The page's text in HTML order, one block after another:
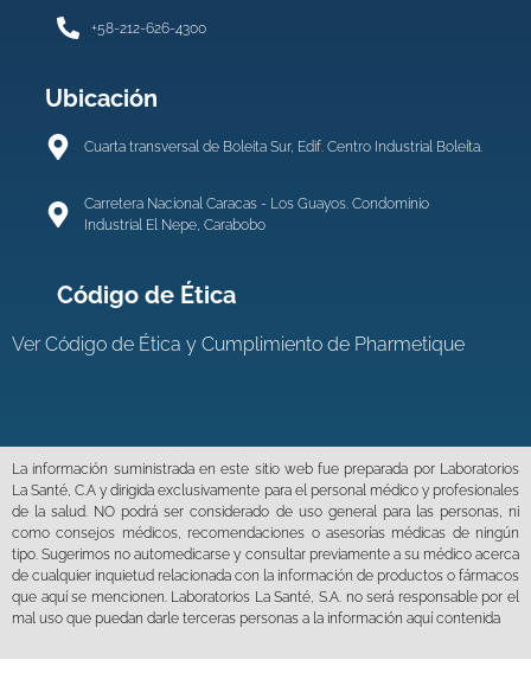
+58-212-626-4300
Ubicación
Cuarta transversal de Boleita Sur, Edif. Centro Industrial Boleíta.
Carretera Nacional Caracas - Los Guayos. Condominio
Industrial El Nepe, Carabobo
Código de Ética
VerCódigo de Ética y Cumplimiento de Pharmetique
La información suministrada en este sitio web fue preparada por Laboratorios
La Santé, C.A y dirigida exclusivamente para el personal médico y profesionales
de la salud. NO podrá ser considerado de uso general para las personas, ni
como consejos médicos, recomendaciones o asesorías médicas de ningún
tipo. Sugerimos no automedicarse y consultar previamente a su médico acerca
de cualquier inquietud relacionada con la información de productos o fármacos
que aquí se mencionen. Laboratorios La Santé, S.A. no será responsable por el
mal uso que puedan darle terceras personas a la información aquí contenida